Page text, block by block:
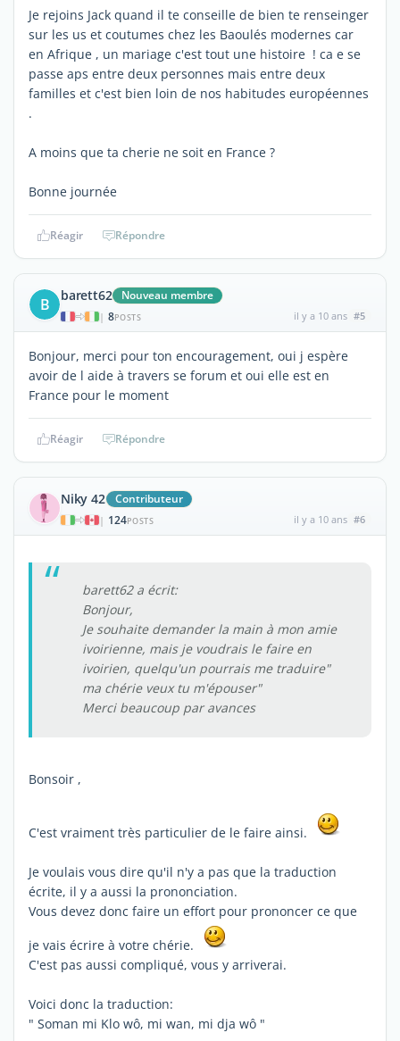
Je rejoins Jack quand il te conseille de bien te renseinger
sur les us et coutumes chez les Baoulés modernes car
en Afrique , un mariage c'est tout une histoire ! ca e se
passe aps entre deux personnes mais entre deux
familles et c'est bien loin de nos habitudes européennes
.
A moins que ta cherie ne soit en France ?
Bonne journée
Réagir Répondre
B barett62 Nouveau membre
| 8POSTS il y a 10 ans #5
Bonjour, merci pour ton encouragement, oui j espère
avoir de l aide à travers se forum et oui elle est en
France pour le moment
Réagir Répondre
Niky 42 Contributeur
| 124POSTS il y a 10 ans #6
barett62 a écrit:
Bonjour,
Je souhaite demander la main à mon amie
ivoirienne, mais je voudrais le faire en
ivoirien, quelqu'un pourrais me traduire"
ma chérie veux tu m'épouser"
Merci beaucoup par avances
Bonsoir ,
C'est vraiment très particulier de le faire ainsi.
Je voulais vous dire qu'il n'y a pas que la traduction
écrite, il y a aussi la prononciation.
Vous devez donc faire un effort pour prononcer ce que
je vais écrire à votre chérie.
C'est pas aussi compliqué, vous y arriverai.
Voici donc la traduction:
" Soman mi Klo wô, mi wan, mi dja wô "